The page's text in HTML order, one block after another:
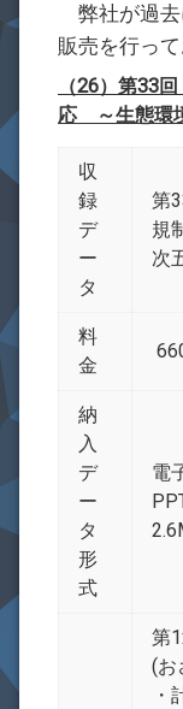
弊社が過去
販売を行って
（26）第33
応 ～生態環
収
録
デ
ー
タ
第
規
次
料
金
納
入
デ
ー
タ
形
式
電
第
(お
・